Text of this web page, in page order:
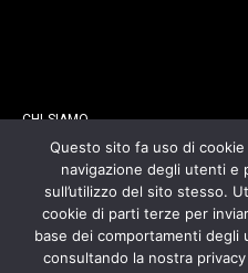
CHI SIAMO
CONTATTI
COOKIES POLICY
Questo sito fa uso di cookie
navigazione degli utenti e
sull’utilizzo del sito stesso.
cookie di parti terze per
base dei comportamenti
consultando la nostra